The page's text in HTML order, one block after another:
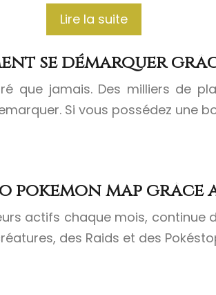
Lire la suite
se démarquer
que jamais. Des milliers de
Si vous possédez une
pokemon map
actifs chaque mois, continue
des Raids et des